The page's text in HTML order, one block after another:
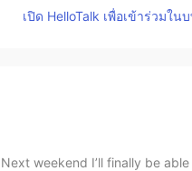
เปิด HelloTalk เพื่อเข้าร่วมใน
weekend I’ll finally be